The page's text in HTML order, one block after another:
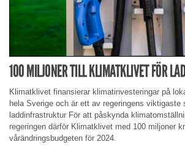
100 MILJONER TILL KLIMATKLIVET FÖR
Klimatklivet finansierar klimatinvesteringar på
hela Sverige och är ett av regeringens viktigaste
laddinfrastruktur För att påskynda
regeringen därför Klimatklivet med 100 miljoner
vårändringsbudgeten för 2024.